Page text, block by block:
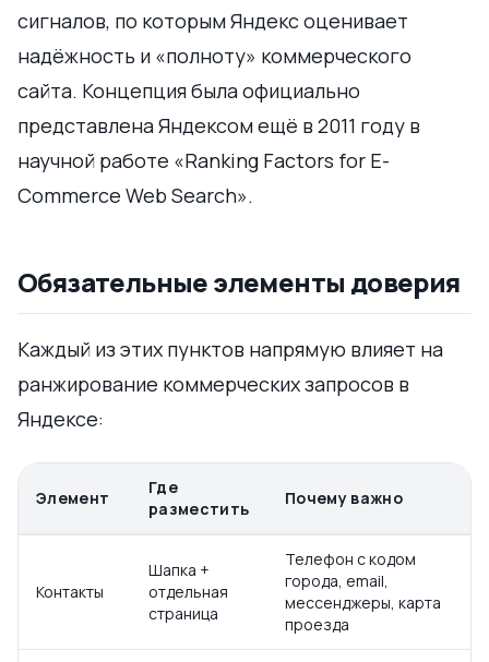
сигналов, по которым Яндекс оценивает
надёжность и «полноту» коммерческого
сайта. Концепция была официально
представлена Яндексом ещё в 2011 году в
научной работе «Ranking Factors for E-
Commerce Web Search».
Обязательные элементы доверия
Каждый из этих пунктов напрямую влияет на
ранжирование коммерческих запросов в
Яндексе:
Элемент
Где
разместить
Почему важно
Контакты
Шапка +
отдельная
страница
Телефон с кодом
города, email,
мессенджеры, карта
проезда